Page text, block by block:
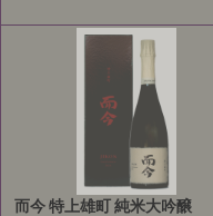
而今 特上雄町 純米大吟醸